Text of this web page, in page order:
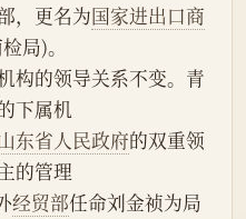
，更名为国家进出口商
局)。
构的领导关系不变。青
下属机
东省人民政府的双重领
的管理
经贸部任命刘金祯为局